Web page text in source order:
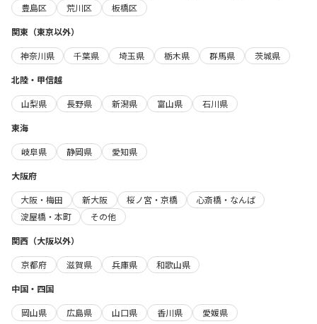
豊島区
荒川区
板橋区
関東（東京以外）
神奈川県
千葉県 埼玉県 栃木県 群馬県
茨城県
北陸・甲信越
山梨県
長野県 新潟県 富山県
石川県
東海
岐阜県
静岡県
愛知県
大阪府
大阪・梅田
新大阪 桜ノ宮・京橋
心斎橋・なんば
淀屋橋・本町
その他
関西（大阪以外）
京都府
滋賀県 兵庫県
和歌山県
中国・四国
岡山県
広島県 山口県 香川県
愛媛県